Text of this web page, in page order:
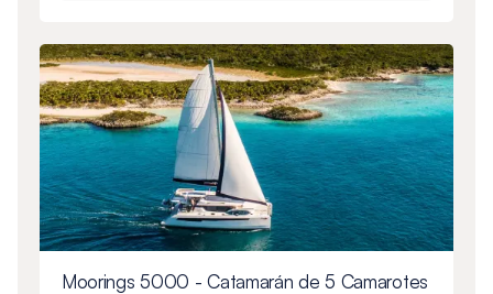
Moorings 5000 - Catamarán de 5 Camarotes